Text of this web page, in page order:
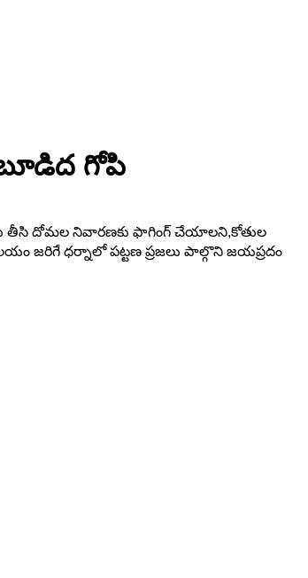
బూడిద గోపి
తీసి దోమల నివారణకు ఫాగింగ్ చేయాలని,కోతుల
జరిగే ధర్నాలో పట్టణ ప్రజలు పాల్గొని జయప్రదం